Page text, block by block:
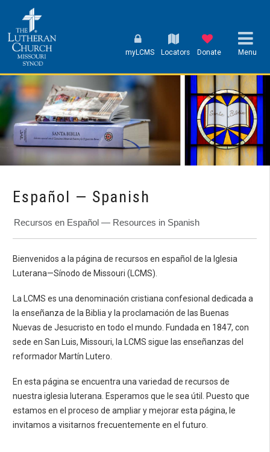
myLCMS Locators Donate Menu
Español — Spanish
Recursos en Español — Resources in Spanish
Bienvenidos a la página de recursos en español de la Iglesia
Luterana—Sínodo de Missouri (LCMS).
La LCMS es una denominación cristiana confesional dedicada a
la enseñanza de la Biblia y la proclamación de las Buenas
Nuevas de Jesucristo en todo el mundo. Fundada en 1847, con
sede en San Luis, Missouri, la LCMS sigue las enseñanzas del
reformador Martín Lutero.
En esta página se encuentra una variedad de recursos de
nuestra iglesia luterana. Esperamos que le sea útil. Puesto que
estamos en el proceso de ampliar y mejorar esta página, le
invitamos a visitarnos frecuentemente en el futuro.